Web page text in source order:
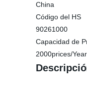
China
Código del HS
90261000
Capacidad de
2000prices/Year